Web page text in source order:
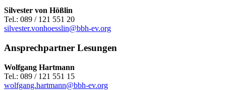
Silvester von Hößlin
Tel.: 089 / 121 551 20
silvester.vonhoesslin@bbh-ev.org
Ansprechpartner Lesungen
Wolfgang Hartmann
Tel.: 089 / 121 551 15
wolfgang.hartmann@bbh-ev.org